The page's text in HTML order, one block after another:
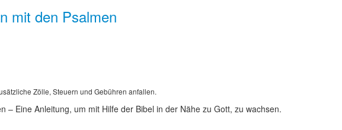
mit den Psalmen
Zölle, Steuern und Gebühren anfallen.
– Eine Anleitung, um mit Hilfe der Bibel in der Nähe zu Gott, zu wachsen.